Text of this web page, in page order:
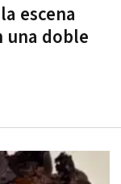
escena
una doble